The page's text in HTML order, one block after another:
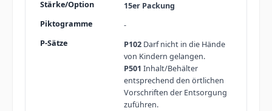
15er Packung
-
P102Darf nicht in die Hände
von Kindern gelangen.
P501 Inhalt/Behälter
entsprechend den örtlichen
Vorschriften der Entsorgung
zuführen.